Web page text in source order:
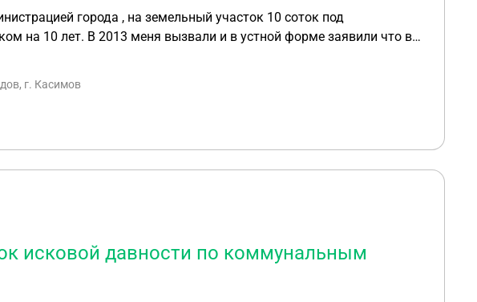
на 10 лет. В 2013 меня вызвали и в устной форме заявили что в
строительство на участке запрещено. пообещали выдать другой
и теперь требует с меня задолженность за аренду и пеню за
связанный с сроком давности этих задолженностей?
г. Касимов
исковой давности по коммунальным